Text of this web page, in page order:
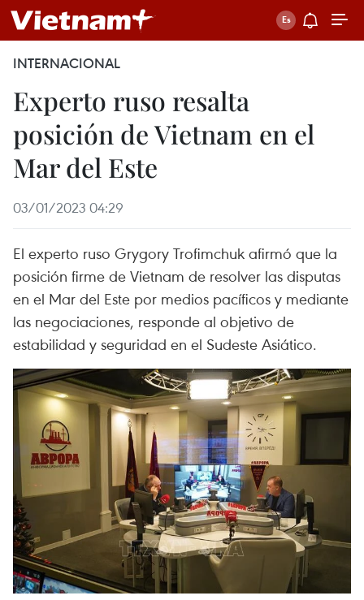
INTERNACIONAL
Experto ruso resalta
posición de Vietnam en el
Mar del Este
03/01/2023 04:29
El experto ruso Grygory Trofimchuk afirmó que la
posición firme de Vietnam de resolver las disputas
en el Mar del Este por medios pacíficos y mediante
las negociaciones, responde al objetivo de
estabilidad y seguridad en el Sudeste Asiático.